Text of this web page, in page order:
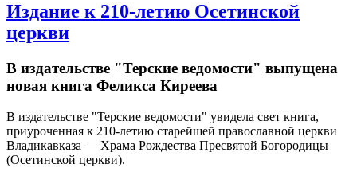
Издание к 210-летию Осетинской
церкви
В издательстве "Терские ведомости" выпущена
новая книга Феликса Киреева
В издательстве "Терские ведомости" увидела свет книга,
приуроченная к 210-летию старейшей православной церкви
Владикавказа — Храма Рождества Пресвятой Богородицы
(Осетинской церкви).